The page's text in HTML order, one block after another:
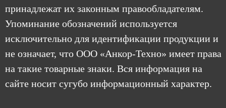
принадлежат их законным правообладателям.
Упоминание обозначений используется
исключительно для идентификации продукции и
не означает, что ООО «Анкор-Техно» имеет права
на такие товарные знаки. Вся информация на
сайте носит сугубо информационный характер.